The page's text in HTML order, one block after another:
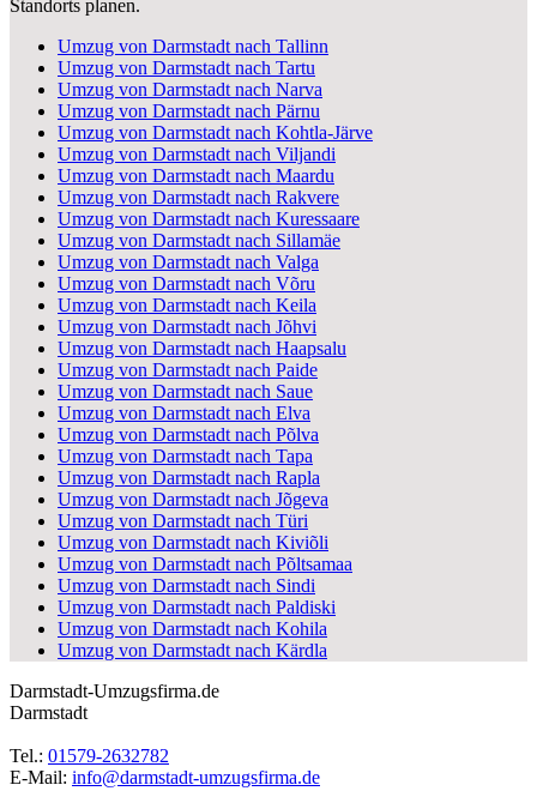
Standorts planen.
Umzug von Darmstadt nach Tallinn
Umzug von Darmstadt nach Tartu
Umzug von Darmstadt nach Narva
Umzug von Darmstadt nach Pärnu
Umzug von Darmstadt nach Kohtla-Järve
Umzug von Darmstadt nach Viljandi
Umzug von Darmstadt nach Maardu
Umzug von Darmstadt nach Rakvere
Umzug von Darmstadt nach Kuressaare
Umzug von Darmstadt nach Sillamäe
Umzug von Darmstadt nach Valga
Umzug von Darmstadt nach Võru
Umzug von Darmstadt nach Keila
Umzug von Darmstadt nach Jõhvi
Umzug von Darmstadt nach Haapsalu
Umzug von Darmstadt nach Paide
Umzug von Darmstadt nach Saue
Umzug von Darmstadt nach Elva
Umzug von Darmstadt nach Põlva
Umzug von Darmstadt nach Tapa
Umzug von Darmstadt nach Rapla
Umzug von Darmstadt nach Jõgeva
Umzug von Darmstadt nach Türi
Umzug von Darmstadt nach Kiviõli
Umzug von Darmstadt nach Põltsamaa
Umzug von Darmstadt nach Sindi
Umzug von Darmstadt nach Paldiski
Umzug von Darmstadt nach Kohila
Umzug von Darmstadt nach Kärdla
Darmstadt-Umzugsfirma.de
Darmstadt
Tel.: 01579-2632782
E-Mail: info@darmstadt-umzugsfirma.de